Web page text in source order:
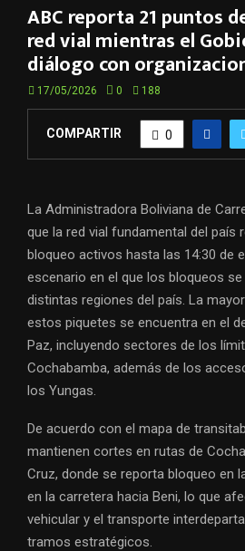
ABC reporta 21 puntos
red vial mientras el
diálogo con
17/05/2026 0 188
COMPARTIR 0
La Administradora Boliviana de
que la red vial fundamental del país
bloqueo activos hasta las 14:30 de
escenario en el que los bloqueos
distintas regiones del país. La
estos piquetes se encuentra en el
Paz, incluyendo sectores de los
Cochabamba, además de los
los Yungas.
De acuerdo con el mapa de
mantienen cortes en rutas de
Cruz, donde se reporta bloqueo en
en la carretera hacia Beni, lo que
vehicular y el transporte
tramos estratégicos.